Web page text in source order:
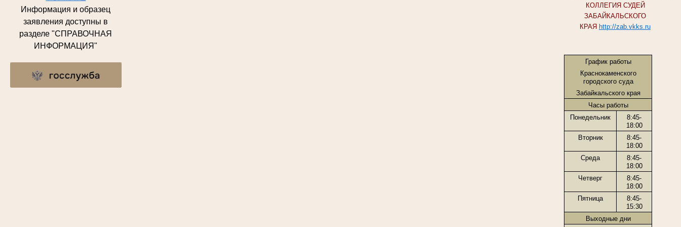
Информация и образец
заявления доступны в
разделе "СПРАВОЧНАЯ
ИНФОРМАЦИЯ"
КОЛЛЕГИЯ СУДЕЙ
ЗАБАЙКАЛЬСКОГО
КРАЯ http://zab.vkks.ru
График работы
Краснокаменского
городского суда
Забайкальского края
Часы работы
Понедельник
8:45-
18:00
Вторник
8:45-
18:00
Среда
8:45-
18:00
Четверг
8:45-
18:00
Пятница
8:45-
15:30
Выходные дни